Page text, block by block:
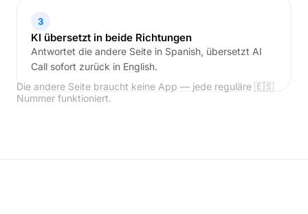
3
KI übersetzt in beide Richtungen
Antwortet die andere Seite in Spanish, übersetzt AI
Call sofort zurück in English.
Die andere Seite braucht keine App — jede reguläre 🇪🇸
Nummer funktioniert.